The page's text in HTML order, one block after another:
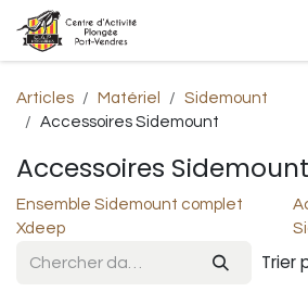
Se rendre au contenu
Articles Matériel
Sidemount
Accessoires Sidemount
Accessoires Sidemount
Ensemble Sidemount complet
Xdeep
Trier